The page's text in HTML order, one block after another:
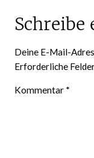
Schreibe
Deine E-Mail-
Erforderliche
Kommentar *